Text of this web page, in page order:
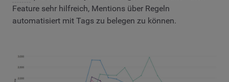
Feature sehr hilfreich, Mentions über Regeln
automatisiert mit Tags zu belegen zu können.